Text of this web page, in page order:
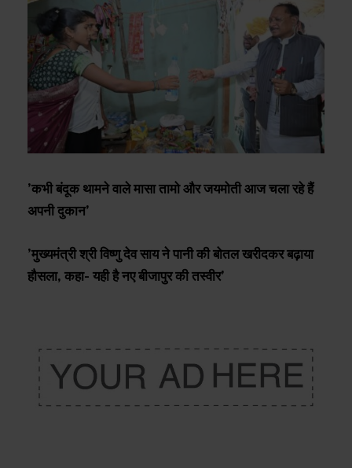
’कभी बंदूक थामने वाले मासा तामो और जयमोती आज चला रहे हैं
अपनी दुकान’
’मुख्यमंत्री श्री विष्णु देव साय ने पानी की बोतल खरीदकर बढ़ाया
हौसला, कहा- यही है नए बीजापुर की तस्वीर’